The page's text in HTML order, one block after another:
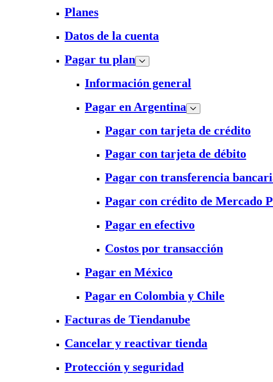
Planes
Datos de la cuenta
Pagar tu plan
Información general
Pagar en Argentina
Pagar con tarjeta de crédito
Pagar con tarjeta de débito
Pagar con transferencia
Pagar con crédito de Mercado
Pagar en efectivo
Costos por transacción
Pagar en México
Pagar en Colombia y Chile
Facturas de Tiendanube
Cancelar y reactivar tienda
Protección y seguridad